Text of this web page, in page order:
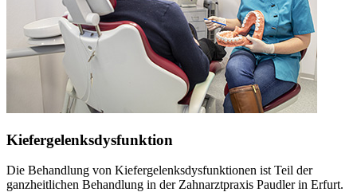
Kiefergelenksdysfunktion
Die Behandlung von Kiefergelenksdysfunktionen ist Teil der
ganzheitlichen Behandlung in der Zahnarztpraxis Paudler in Erfurt.